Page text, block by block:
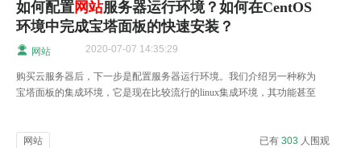
如何配置网站服务器运行环境？如何在CentOS
环境中完成宝塔面板的快速安装？
网站 2020-07-07 14:35:29
购买云服务器后，下一步是配置服务器运行环境。我们介绍另一种称为
宝塔面板的集成环境，它是现在比较流行的linux集成环境，其功能甚至
网站 已有303 人围观